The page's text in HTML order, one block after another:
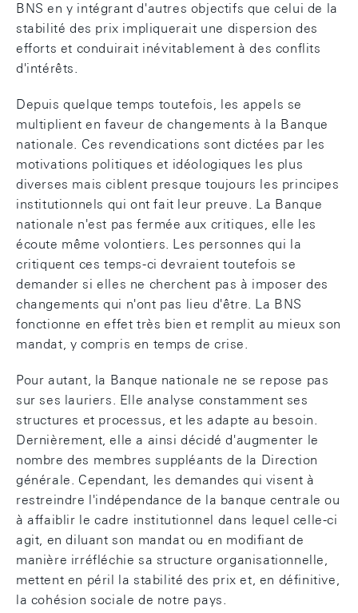
BNS en y intégrant d'autres objectifs que celui de la
stabilité des prix impliquerait une dispersion des
efforts et conduirait inévitablement à des conflits
d'intérêts.
Depuis quelque temps toutefois, les appels se
multiplient en faveur de changements à la Banque
nationale. Ces revendications sont dictées par les
motivations politiques et idéologiques les plus
diverses mais ciblent presque toujours les principes
institutionnels qui ont fait leur preuve. La Banque
nationale n'est pas fermée aux critiques, elle les
écoute même volontiers. Les personnes qui la
critiquent ces temps-ci devraient toutefois se
demander si elles ne cherchent pas à imposer des
changements qui n'ont pas lieu d'être. La BNS
fonctionne en effet très bien et remplit au mieux son
mandat, y compris en temps de crise.
Pour autant, la Banque nationale ne se repose pas
sur ses lauriers. Elle analyse constamment ses
structures et processus, et les adapte au besoin.
Dernièrement, elle a ainsi décidé d'augmenter le
nombre des membres suppléants de la Direction
générale. Cependant, les demandes qui visent à
restreindre l'indépendance de la banque centrale ou
à affaiblir le cadre institutionnel dans lequel celle-ci
agit, en diluant son mandat ou en modifiant de
manière irréfléchie sa structure organisationnelle,
mettent en péril la stabilité des prix et, en définitive,
la cohésion sociale de notre pays.